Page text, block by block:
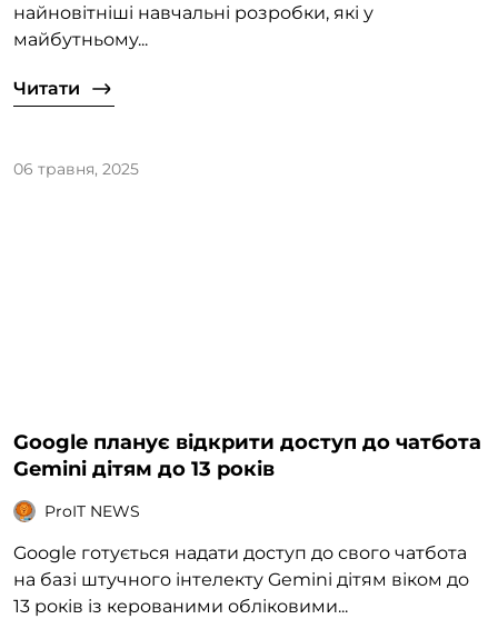
найновітніші навчальні розробки, які у
майбутньому...
Читати
06 травня, 2025
Google планує відкрити доступ до чатбота
Gemini дітям до 13 років
ProIT NEWS
Google готується надати доступ до свого чатбота
на базі штучного інтелекту Gemini дітям віком до
13 років із керованими обліковими...